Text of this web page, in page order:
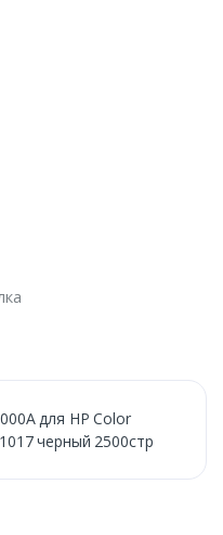
для HP Color
черный 2500стр